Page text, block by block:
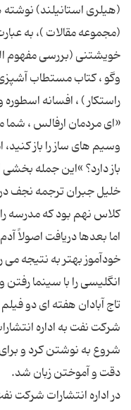
(هیلرى استانیلند)
(مجموعه مقالات )، به
خویشتنى (بررسى مفهوم
وگو ، کتاب مستطاب آشپزى
«اى مردمان ارفالس ، شما
وسیم هاى ساز را باز
باز دارد؟ »این جمله بخشى
کلاس نهم بود که مدرسه
اما بعدها دریافت اصولاً
خودآموز بهتر به نتیجه
انگلیسى را با سینما
تاج آبادان هفته اى دو
شرکت نفت به اداره
شروع به نوشتن کرد و براى
در اداره انتشارات شرکت